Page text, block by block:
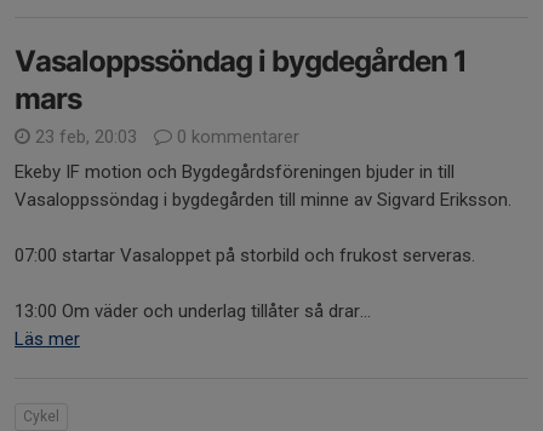
Vasaloppssöndag i bygdegården 1
mars
23 feb, 20:03
0 kommentarer
Ekeby IF motion och Bygdegårdsföreningen bjuder in till
Vasaloppssöndag i bygdegården till minne av Sigvard Eriksson.
07:00 startar Vasaloppet på storbild och frukost serveras.
13:00 Om väder och underlag tillåter så drar...
Läs mer
Cykel